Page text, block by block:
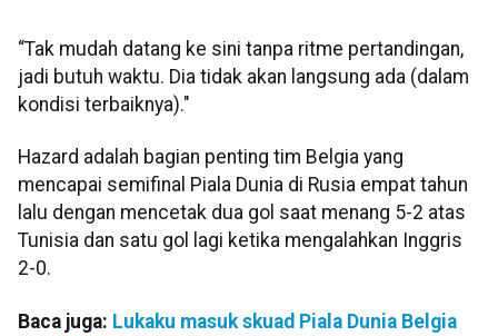
“Tak mudah datang ke sini tanpa ritme pertandingan,
jadi butuh waktu. Dia tidak akan langsung ada (dalam
kondisi terbaiknya)."
Hazard adalah bagian penting tim Belgia yang
mencapai semifinal Piala Dunia di Rusia empat tahun
lalu dengan mencetak dua gol saat menang 5-2 atas
Tunisia dan satu gol lagi ketika mengalahkan Inggris
2-0.
Baca juga: Lukaku masuk skuad Piala Dunia Belgia